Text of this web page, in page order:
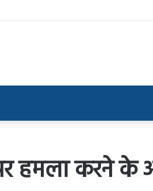
हमला करने के